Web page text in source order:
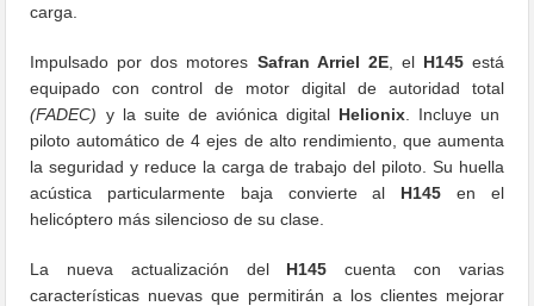
carga.
Impulsado por dos motores Safran Arriel 2E, el H145está
equipado con control de motor digital de autoridad total
(FADEC) y la suite de aviónica digital Helionix . Incluye un
piloto automático de 4 ejes de alto rendimiento, que aumenta
la seguridad y reduce la carga de trabajo del piloto. Su huella
acústica particularmente baja convierte al H145 en el
helicóptero más silencioso de su clase.
La nueva actualización del H145 cuenta con varias
características nuevas que permitirán a los clientes mejorar